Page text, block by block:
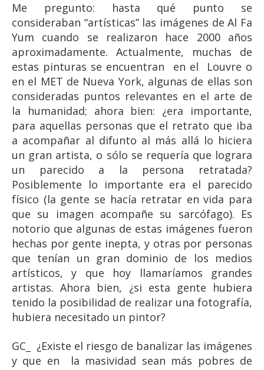
Me pregunto: hasta qué punto se
consideraban “artísticas” las imágenes de Al Fa
Yum cuando se realizaron hace 2000 años
aproximadamente. Actualmente, muchas de
estas pinturas se encuentran en el Louvre o
en el MET de Nueva York, algunas de ellas son
consideradas puntos relevantes en el arte de
la humanidad; ahora bien: ¿era importante,
para aquellas personas que el retrato que iba
a acompañar al difunto al más allá lo hiciera
un gran artista, o sólo se requería que lograra
un parecido a la persona retratada?
Posiblemente lo importante era el parecido
físico (la gente se hacía retratar en vida para
que su imagen acompañe su sarcófago). Es
notorio que algunas de estas imágenes fueron
hechas por gente inepta, y otras por personas
que tenían un gran dominio de los medios
artísticos, y que hoy llamaríamos grandes
artistas. Ahora bien, ¿si esta gente hubiera
tenido la posibilidad de realizar una fotografía,
hubiera necesitado un pintor?
GC_ ¿Existe el riesgo de banalizar las imágenes
y que en la masividad sean más pobres de